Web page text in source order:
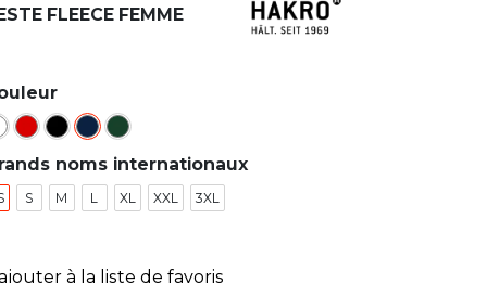
FLEECE FEMME
noms internationaux
S M L XL XXL 3XL
à la liste de favoris